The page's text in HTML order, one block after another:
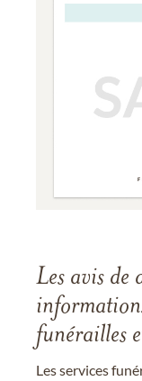
Les avis de
funérailles
Les services